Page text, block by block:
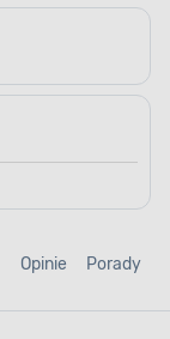
Opinie Porady